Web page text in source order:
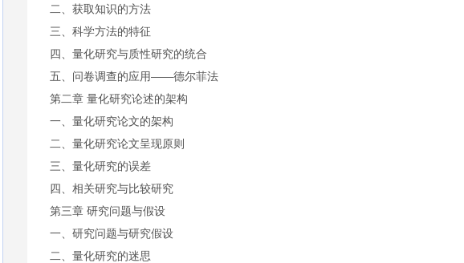
二、获取知识的方法
三、科学方法的特征
四、量化研究与质性研究的统合
五、问卷调查的应用——德尔菲法
第二章 量化研究论述的架构
一、量化研究论文的架构
二、量化研究论文呈现原则
三、量化研究的误差
四、相关研究与比较研究
第三章 研究问题与假设
一、研究问题与研究假设
二、量化研究的迷思